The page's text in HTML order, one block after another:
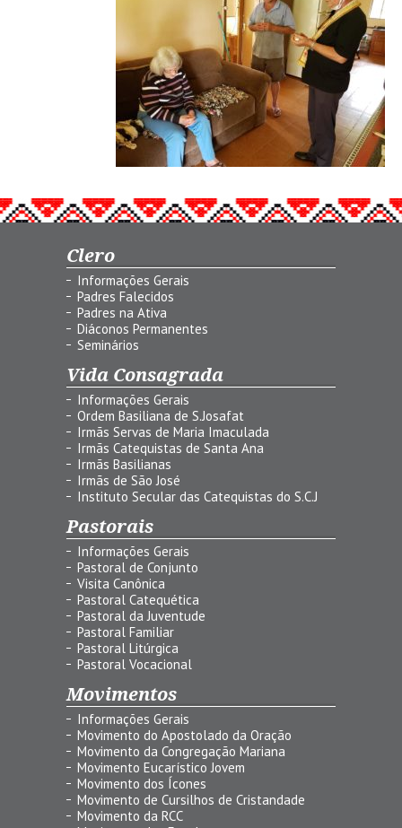
Clero
Informações Gerais
Padres Falecidos
Padres na Ativa
Diáconos Permanentes
Seminários
Vida Consagrada
Informações Gerais
Ordem Basiliana de S.Josafat
Irmãs Servas de Maria Imaculada
Irmãs Catequistas de Santa Ana
Irmãs Basilianas
Irmãs de São José
Instituto Secular das Catequistas do S.C.J
Pastorais
Informações Gerais
Pastoral de Conjunto
Visita Canônica
Pastoral Catequética
Pastoral da Juventude
Pastoral Familiar
Pastoral Litúrgica
Pastoral Vocacional
Movimentos
Informações Gerais
Movimento do Apostolado da Oração
Movimento da Congregação Mariana
Movimento Eucarístico Jovem
Movimento dos Ícones
Movimento de Cursilhos de Cristandade
Movimento da RCC